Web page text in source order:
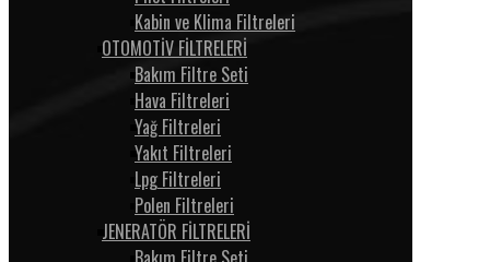
Kabin ve Klima Filtreleri
OTOMOTİV FİLTRELERİ
Bakım Filtre Seti
Hava Filtreleri
Yağ Filtreleri
Yakıt Filtreleri
Lpg Filtreleri
Polen Filtreleri
JENERATÖR FİLTRELERİ